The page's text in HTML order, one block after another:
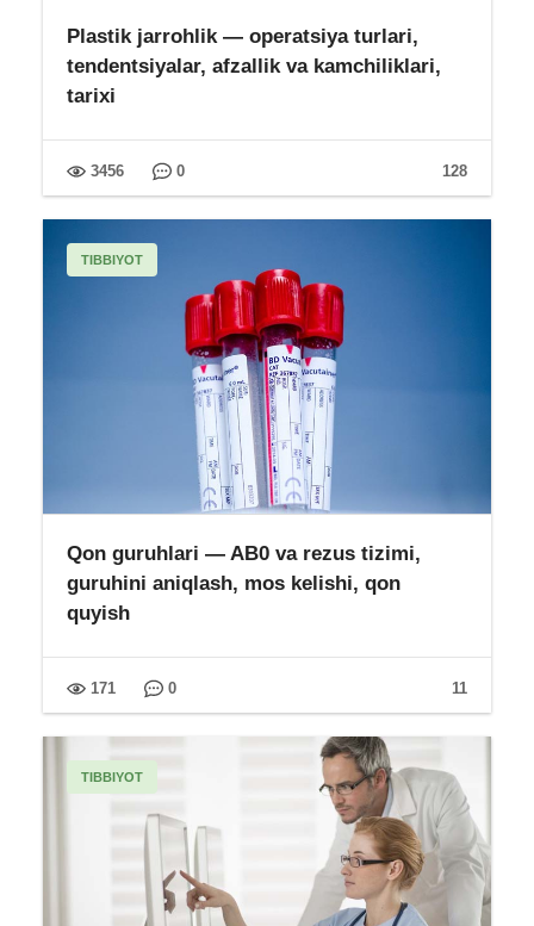
Plastik jarrohlik — operatsiya turlari,
tendentsiyalar, afzallik va kamchiliklari,
tarixi
128
3456 0
TIBBIYOT
Qon guruhlari — AB0 va rezus tizimi,
guruhini aniqlash, mos kelishi, qon
quyish
11
171 0
TIBBIYOT